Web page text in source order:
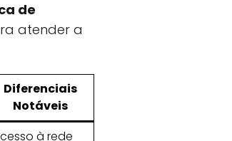
de
atender a
Diferenciais
Notáveis
à rede